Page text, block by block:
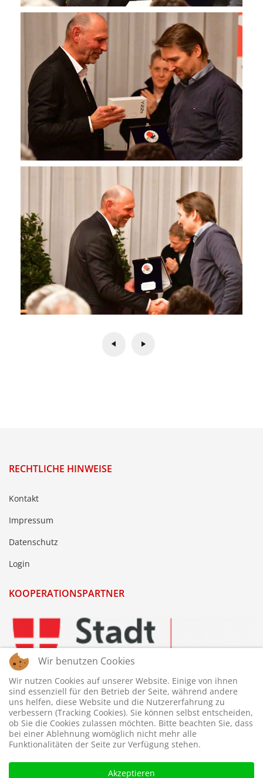
RECHTLICHE HINWEISE
Kontakt
Impressum
Datenschutz
Login
KOOPERATIONSPARTNER
Wir benutzen Cookies
Wir nutzen Cookies auf unserer Website. Einige von ihnen
sind essenziell für den Betrieb der Seite, während andere
uns helfen, diese Website und die Nutzererfahrung zu
verbessern (Tracking Cookies). Sie können selbst entscheiden,
ob Sie die Cookies zulassen möchten. Bitte beachten Sie, dass
bei einer Ablehnung womöglich nicht mehr alle
Funktionalitäten der Seite zur Verfügung stehen.
Akzeptieren